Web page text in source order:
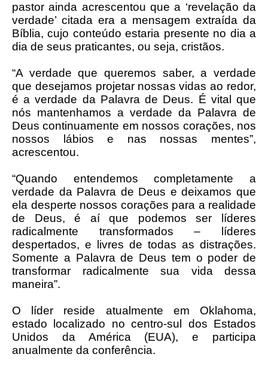
pastor ainda acrescentou que a ‘revelação da
verdade’ citada era a mensagem extraída da
Bíblia, cujo conteúdo estaria presente no dia a
dia de seus praticantes, ou seja, cristãos.
“A verdade que queremos saber, a verdade
que desejamos projetar nossas vidas ao redor,
é a verdade da Palavra de Deus. É vital que
nós mantenhamos a verdade da Palavra de
Deus continuamente em nossos corações, nos
nossos lábios e nas nossas mentes”,
acrescentou.
“Quando entendemos completamente a
verdade da Palavra de Deus e deixamos que
ela desperte nossos corações para a realidade
de Deus, é aí que podemos ser líderes
radicalmente transformados – líderes
despertados, e livres de todas as distrações.
Somente a Palavra de Deus tem o poder de
transformar radicalmente sua vida dessa
maneira”.
O líder reside atualmente em Oklahoma,
estado localizado no centro-sul dos Estados
Unidos da América (EUA), e participa
anualmente da conferência.